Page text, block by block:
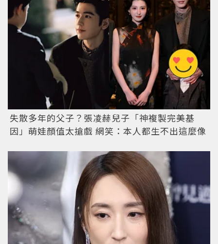
失散多年的父子？張凌赫兒子「神複製完美基
因」萌娃顏值太搶戲 網笑：本人都生不出這麼像